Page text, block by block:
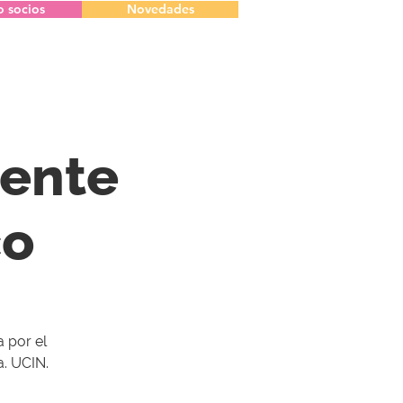
socios Novedades
por el
UCIN.